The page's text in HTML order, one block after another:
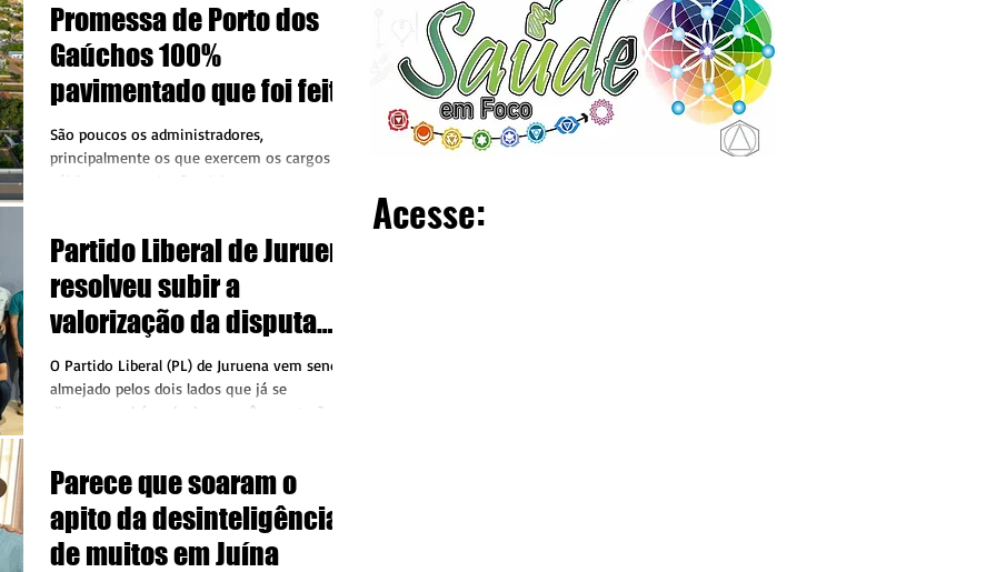
Promessa de Porto dos
Gaúchos 100%
pavimentado que foi feita
pelo atual administrador
municipal
São poucos os administradores,
principalmente os que exercem os cargos
públicos, os quais são eleitos, que cumprem
Partido Liberal de Juruena
resolveu subir a
valorização da disputa
eleitoral
O Partido Liberal (PL) de Juruena vem sendo
almejado pelos dois lados que já se
dispuseram há mais de um mês que terão
Parece que soaram o
apito da desinteligência
de muitos em Juína
Acesse: